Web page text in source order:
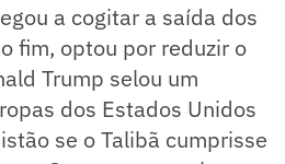
a cogitar a saída dos
fim, optou por reduzir o
Trump selou um
dos Estados Unidos
se o Talibã cumprisse